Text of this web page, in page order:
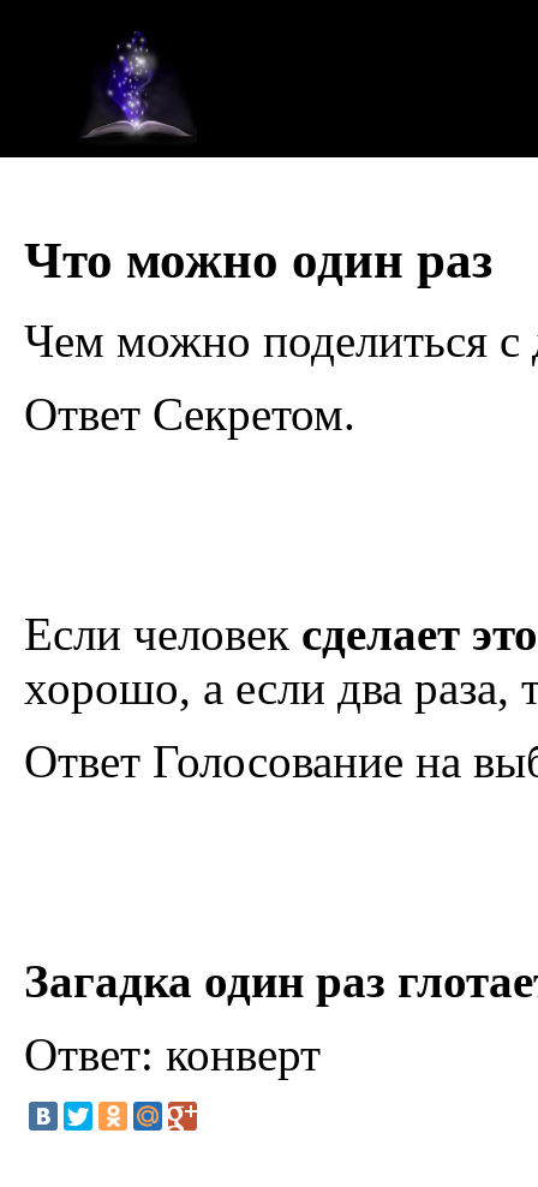
Что можно один раз
Чем можно поделиться с
Ответ Секретом.
Если человек сделает
хорошо, а если два раза,
Ответ Голосование на
Загадка один раз
Ответ: конверт